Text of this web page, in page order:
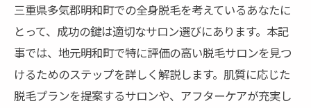
三重県多気郡明和町での全身脱毛を考えているあなたに
とって、成功の鍵は適切なサロン選びにあります。本記
事では、地元明和町で特に評価の高い脱毛サロンを見つ
けるためのステップを詳しく解説します。肌質に応じた
脱毛プランを提案するサロンや、アフターケアが充実し